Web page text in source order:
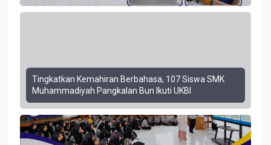
Tingkatkan Kemahiran Berbahasa, 107 Siswa SMK
Muhammadiyah Pangkalan Bun Ikuti UKBI